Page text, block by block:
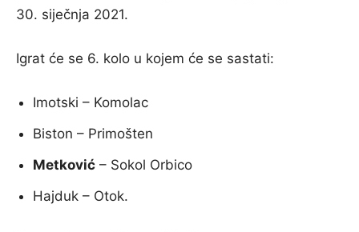
30. siječnja 2021.
Igrat će se 6. kolo u kojem će se sastati:
Imotski – Komolac
Biston – Primošten
Metković – Sokol Orbico
Hajduk – Otok.